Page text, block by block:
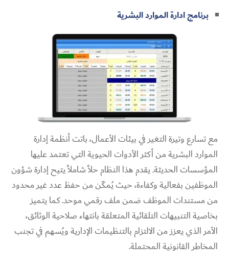
برنامج ادارة الموارد البشرية
مع تسارع وتيرة التغير في بيئات الأعمال، باتت أنظمة إدارة
الموارد البشرية من أكثر الأدوات الحيوية التي تعتمد عليها
المؤسسات الحديثة. يقدم هذا النظام حلاً شاملاً يتيح إدارة شؤون
الموظفين بفعالية وكفاءة، حيث يُمكّن من حفظ عدد غير محدود
من مستندات الموظف ضمن ملف رقمي موحد. كما يتميز
بخاصية التنبيهات التلقائية المتعلقة بانتهاء صلاحية الوثائق،
الأمر الذي يعزز من الالتزام بالتنظيمات الإدارية ويُسهم في تجنب
المخاطر القانونية المحتملة.